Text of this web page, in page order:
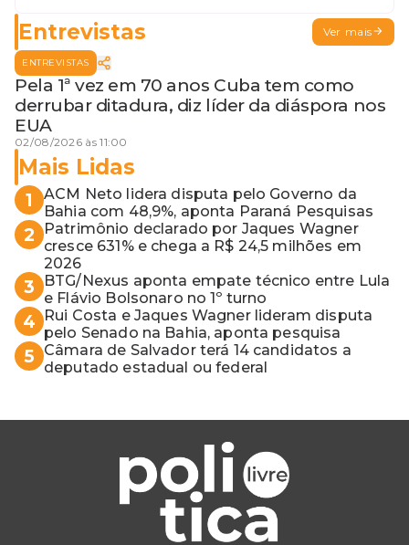
Entrevistas Ver mais
ENTREVISTAS
Pela 1ª vez em 70 anos Cuba tem como
derrubar ditadura, diz líder da diáspora nos
EUA
02/08/2026 às 11:00
Mais Lidas
1
ACM Neto lidera disputa pelo Governo da
Bahia com 48,9%, aponta Paraná Pesquisas
2
Patrimônio declarado por Jaques Wagner
cresce 631% e chega a R$ 24,5 milhões em
2026
3
BTG/Nexus aponta empate técnico entre Lula
e Flávio Bolsonaro no 1º turno
4
Rui Costa e Jaques Wagner lideram disputa
pelo Senado na Bahia, aponta pesquisa
5
Câmara de Salvador terá 14 candidatos a
deputado estadual ou federal